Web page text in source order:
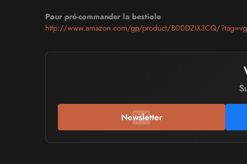
Pour pré-commander la bestiole
http://www.amazon.com/gp/product/B00DZIX3CQ/
Newsletter